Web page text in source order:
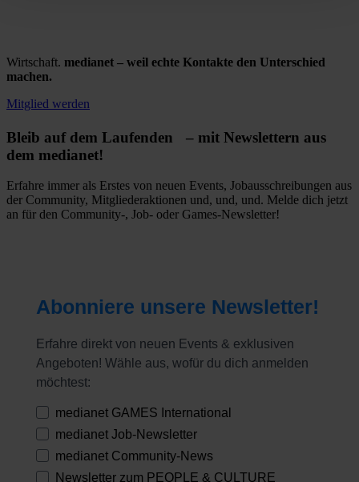
Wirtschaft. medianet – weil echte Kontakte den Unterschied
machen.
Mitglied werden
Bleib auf dem Laufenden – mit Newslettern aus
dem medianet!
Erfahre immer als Erstes von neuen Events, Jobausschreibungen aus
der Community, Mitgliederaktionen und, und, und. Melde dich jetzt
an für den Community-, Job- oder Games-Newsletter!
Abonniere unsere Newsletter!
Erfahre direkt von neuen Events & exklusiven
Angeboten! Wähle aus, wofür du dich anmelden
möchtest:
medianet GAMES International
medianet Job-Newsletter
medianet Community-News
Newsletter zum PEOPLE & CULTURE